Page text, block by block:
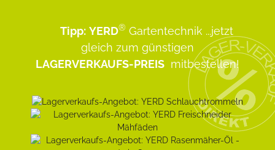
Tipp: YERD® Gartentechnik ...jetzt
gleich zum günstigen
LAGERVERKAUFS-PREIS mitbestellen!